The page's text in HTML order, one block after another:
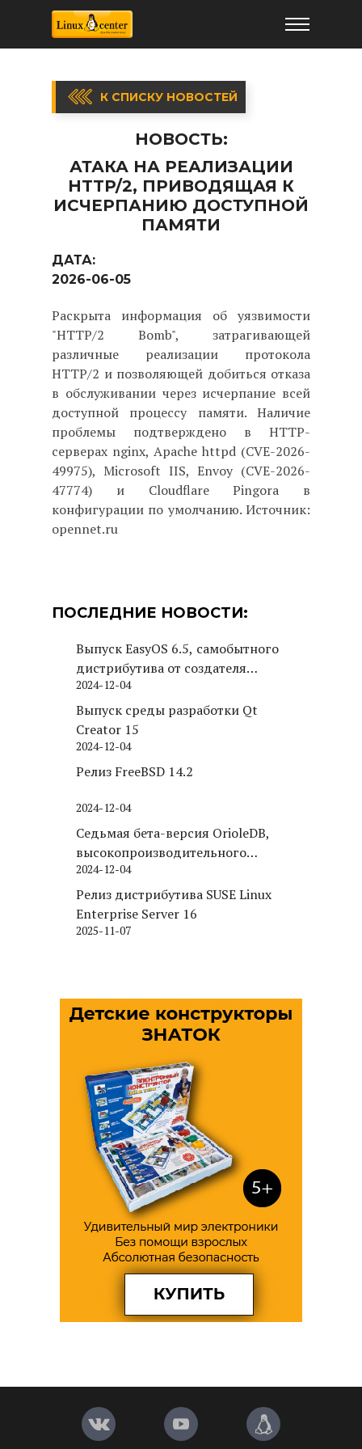
К СПИСКУ НОВОСТЕЙ
НОВОСТЬ:
АТАКА НА РЕАЛИЗАЦИИ
HTTP/2, ПРИВОДЯЩАЯ К
ИСЧЕРПАНИЮ ДОСТУПНОЙ
ПАМЯТИ
ДАТА:
2026-06-05
Раскрыта информация об уязвимости
"HTTP/2 Bomb", затрагивающей
различные реализации протокола
HTTP/2 и позволяющей добиться отказа
в обслуживании через исчерпание всей
доступной процессу памяти. Наличие
проблемы подтверждено в HTTP-
серверах nginx, Apache httpd (CVE-2026-
49975), Microsoft IIS, Envoy (CVE-2026-
47774) и Cloudflare Pingora в
конфигурации по умолчанию. Источник:
opennet.ru
ПОСЛЕДНИЕ НОВОСТИ:
Выпуск EasyOS 6.5, самобытного
дистрибутива от создателя
Puppy Linux
2024-12-04
Выпуск среды разработки Qt
Creator 15
2024-12-04
Релиз FreeBSD 14.2
2024-12-04
Седьмая бета-версия OrioleDB,
высокопроизводительного
движка хранения для PostgreSQL
2024-12-04
Релиз дистрибутива SUSE Linux
Enterprise Server 16
2025-11-07